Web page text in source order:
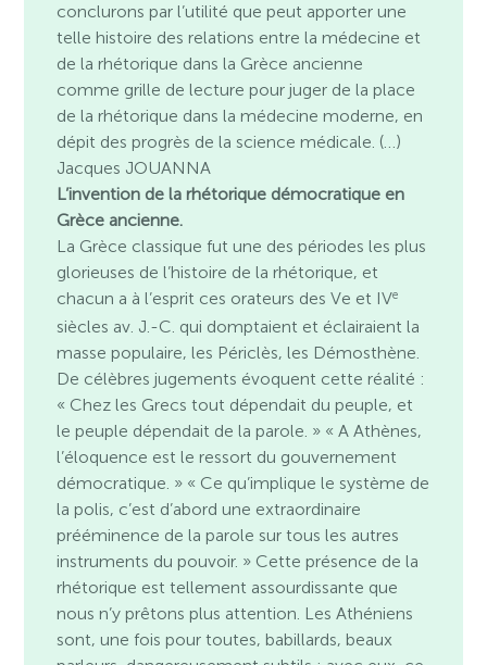
conclurons par l’utilité que peut apporter une
telle histoire des relations entre la médecine et
de la rhétorique dans la Grèce ancienne
comme grille de lecture pour juger de la place
de la rhétorique dans la médecine moderne, en
dépit des progrès de la science médicale. (…)
Jacques JOUANNA
L’invention de la rhétorique démocratique en
Grèce ancienne.
La Grèce classique fut une des périodes les plus
glorieuses de l’histoire de la rhétorique, et
chacun a à l’esprit ces orateurs des Ve et IVe
siècles av. J.-C. qui domptaient et éclairaient la
masse populaire, les Périclès, les Démosthène.
De célèbres jugements évoquent cette réalité :
« Chez les Grecs tout dépendait du peuple, et
le peuple dépendait de la parole. » « A Athènes,
l’éloquence est le ressort du gouvernement
démocratique. » « Ce qu’implique le système de
la polis, c’est d’abord une extraordinaire
prééminence de la parole sur tous les autres
instruments du pouvoir. » Cette présence de la
rhétorique est tellement assourdissante que
nous n’y prêtons plus attention. Les Athéniens
sont, une fois pour toutes, babillards, beaux